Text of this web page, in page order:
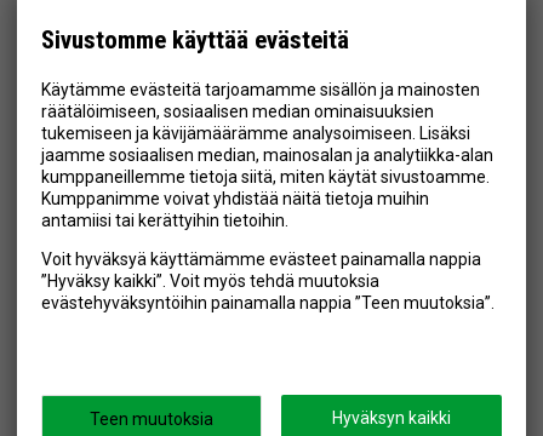
Sivustomme käyttää evästeitä
Käytämme evästeitä tarjoamamme sisällön ja mainosten
räätälöimiseen, sosiaalisen median ominaisuuksien
tukemiseen ja kävijämäärämme analysoimiseen. Lisäksi
jaamme sosiaalisen median, mainosalan ja analytiikka-alan
kumppaneillemme tietoja siitä, miten käytät sivustoamme.
Kumppanimme voivat yhdistää näitä tietoja muihin
antamiisi tai kerättyihin tietoihin.
Voit hyväksyä käyttämämme evästeet painamalla nappia
”Hyväksy kaikki”. Voit myös tehdä muutoksia
evästehyväksyntöihin painamalla nappia ”Teen muutoksia”.
Teen muutoksia Hyväksyn kaikki
MYYMÄLÄ
YHTEYSTIEDOT
Hyväksyn henkilötietojen tallentamisen (
Tilaa